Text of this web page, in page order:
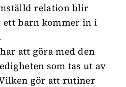
relation blir
ett barn kommer in i
att göra med den
som tas ut av
gör att rutiner